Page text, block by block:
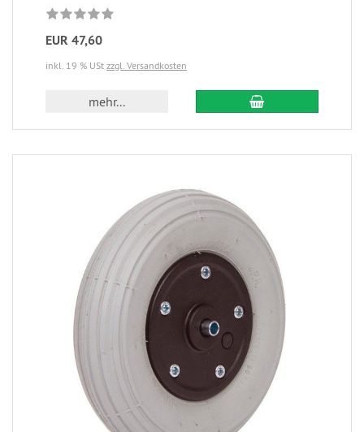
EUR 47,60
inkl. 19 % USt zzgl. Versandkosten
mehr...